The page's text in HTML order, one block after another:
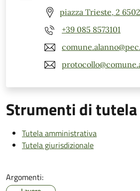
piazza Trieste, 2
+39 085 8573101
Strumenti di tutela
Tutela amministrativa
Tutela giurisdizionale
Argomenti: